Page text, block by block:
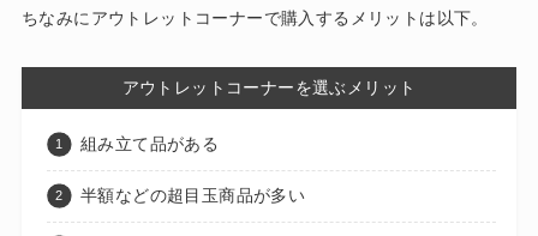
ちなみにアウトレットコーナーで購入するメリットは以下。
アウトレットコーナーを選ぶメリット
組み立て品がある
半額などの超目玉商品が多い